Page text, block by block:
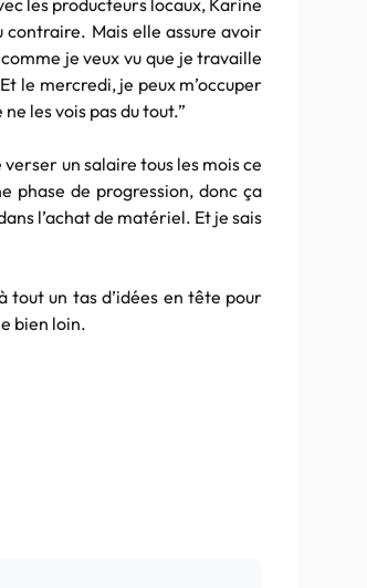
les producteurs locaux, Karine
contraire. Mais elle assure avoir
je veux vu que je travaille
le mercredi, je peux m’occuper
ne les vois pas du tout.”
un salaire tous les mois ce
phase de progression, donc ça
l’achat de matériel. Et je sais
un tas d’idées en tête pour
bien loin.